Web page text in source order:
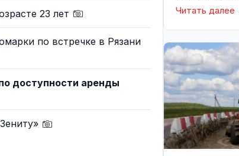
23 лет
по встречке в Рязани
доступности аренды
Читать далее